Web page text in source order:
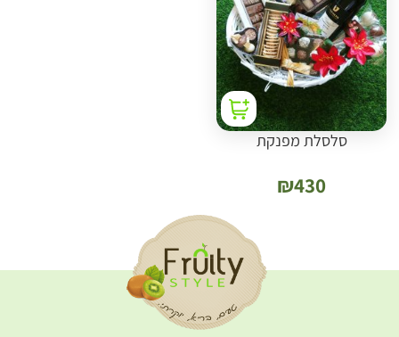
סלסלת מפנקת
₪430